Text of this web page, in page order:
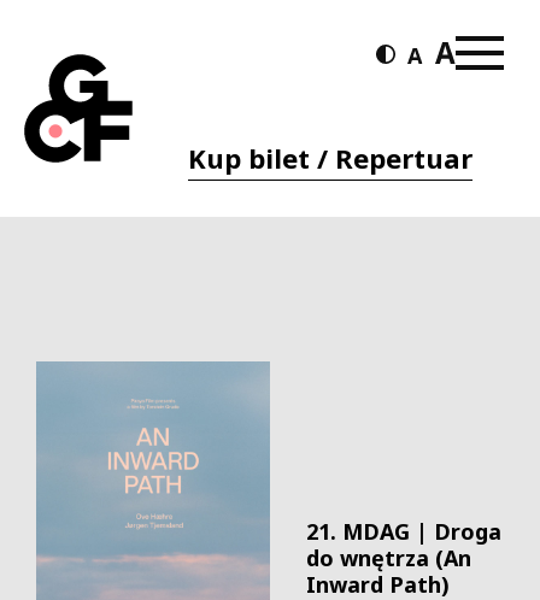
Kup bilet / Repertuar
21. MDAG | Droga
do wnętrza (An
Inward Path)